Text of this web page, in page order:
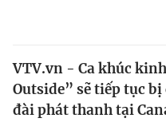
Thế giới
Tin tức
Kinh tế
VTV.vn - Ca khúc
Outside” sẽ tiếp tục
đài phát thanh tại